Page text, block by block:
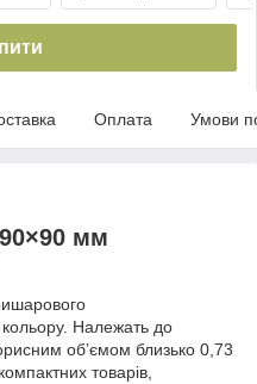
Оплата Умови
мм
Належать до
обʼємом близько 0,73
товарів,